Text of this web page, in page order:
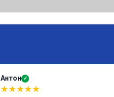
Антон ✓
★★★★★